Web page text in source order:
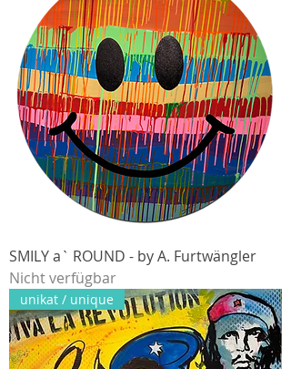
SMILY a` ROUND - by A. Furtwängler
Nicht verfügbar
unikat / unique